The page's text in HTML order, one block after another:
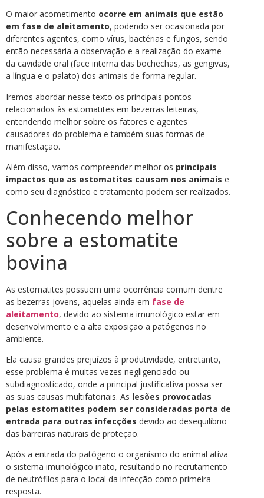
O maior acometimento ocorre em animais que estão
em fase de aleitamento, podendo ser ocasionada por
diferentes agentes, como vírus, bactérias e fungos, sendo
então necessária a observação e a realização do exame
da cavidade oral (face interna das bochechas, as gengivas,
a língua e o palato) dos animais de forma regular.
Iremos abordar nesse texto os principais pontos
relacionados às estomatites em bezerras leiteiras,
entendendo melhor sobre os fatores e agentes
causadores do problema e também suas formas de
manifestação.
Além disso, vamos compreender melhor os principais
impactos que as estomatites causam nos animais e
como seu diagnóstico e tratamento podem ser realizados.
Conhecendo melhor
sobre a estomatite
bovina
As estomatites possuem uma ocorrência comum dentre
as bezerras jovens, aquelas ainda em fase de
aleitamento, devido ao sistema imunológico estar em
desenvolvimento e a alta exposição a patógenos no
ambiente.
Ela causa grandes prejuízos à produtividade, entretanto,
esse problema é muitas vezes negligenciado ou
subdiagnosticado, onde a principal justificativa possa ser
as suas causas multifatoriais. As lesões provocadas
pelas estomatites podem ser consideradas porta de
entrada para outras infecções devido ao desequilíbrio
das barreiras naturais de proteção.
Após a entrada do patógeno o organismo do animal ativa
o sistema imunológico inato, resultando no recrutamento
de neutrófilos para o local da infecção como primeira
resposta.